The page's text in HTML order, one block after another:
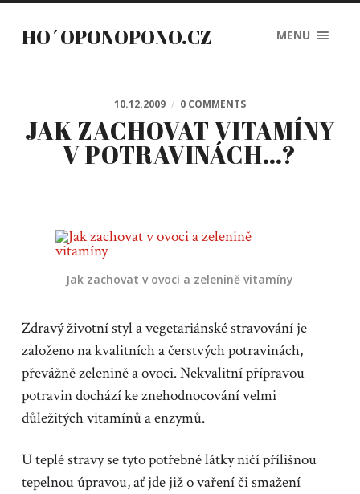
HO´OPONOPONO.CZ MENU
10.12.2009 / 0 COMMENTS
JAK ZACHOVAT VITAMÍNY
V POTRAVINÁCH…?
Jak zachovat v ovoci a zelenině vitamíny
Zdravý životní styl a vegetariánské stravování je
založeno na kvalitních a čerstvých potravinách,
převážně zelenině a ovoci. Nekvalitní přípravou
potravin dochází ke znehodnocování velmi
důležitých vitamínů a enzymů.
U teplé stravy se tyto potřebné látky ničí přílišnou
tepelnou úpravou, ať jde již o vaření či smažení